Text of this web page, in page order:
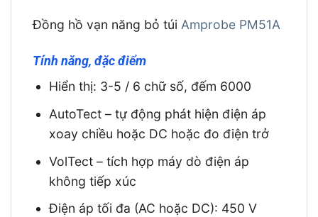
Đồng hồ vạn năng bỏ túi Amprobe PM51A
Tính năng, đặc điểm
Hiển thị: 3-5 / 6 chữ số, đếm 6000
AutoTect – tự động phát hiện điện áp
xoay chiều hoặc DC hoặc đo điện trở
VolTect – tích hợp máy dò điện áp
không tiếp xúc
Điện áp tối đa (AC hoặc DC): 450 V